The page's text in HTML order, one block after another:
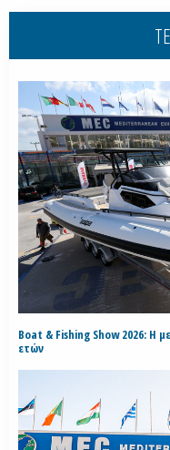
Boat & Fishing Show 2026: Η
ετών